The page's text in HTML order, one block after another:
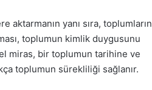
yanı sıra, toplumların
toplumun kimlik duygusunu
miras, bir toplumun tarihine ve
toplumun sürekliliği sağlanır.